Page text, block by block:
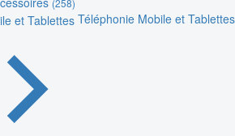
Téléphonie Mobile et Tablettes